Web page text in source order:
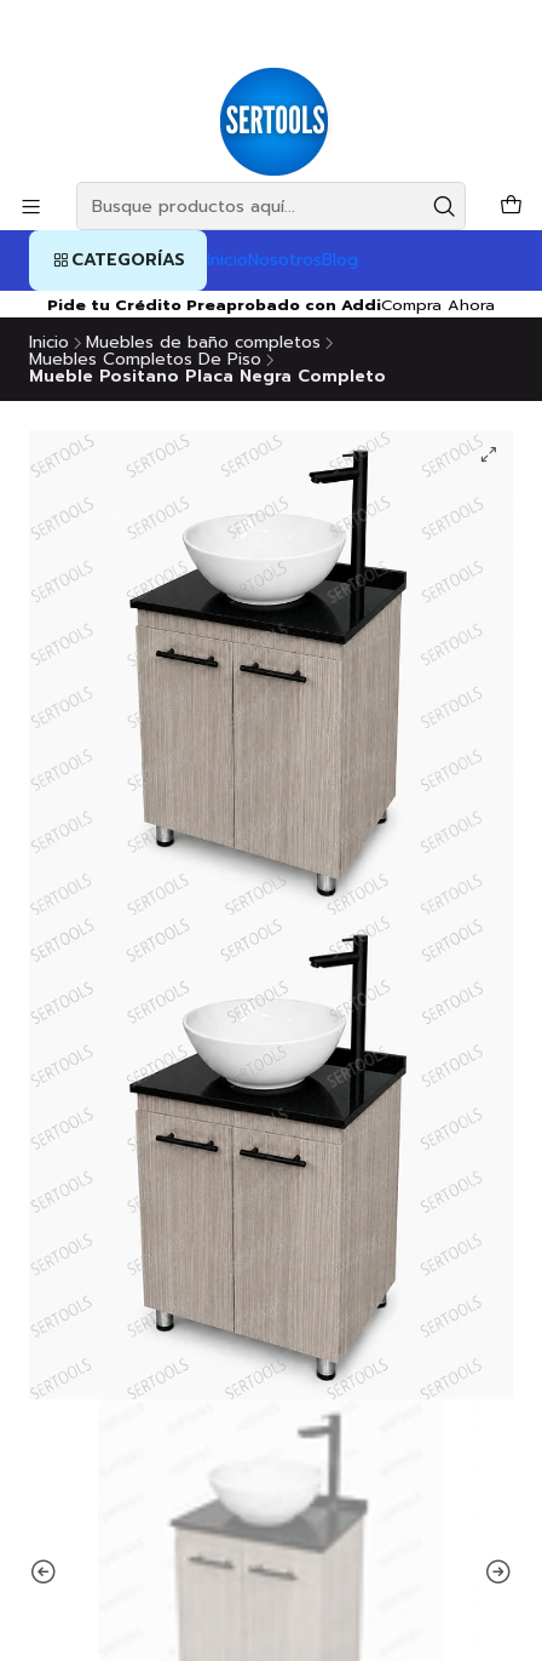
CATEGORÍAS InicioNosotrosBlog
Pide tu Crédito Preaprobado con AddiCompra Ahora
Inicio Muebles de baño completos
Muebles Completos De Piso
Mueble Positano Placa Negra Completo